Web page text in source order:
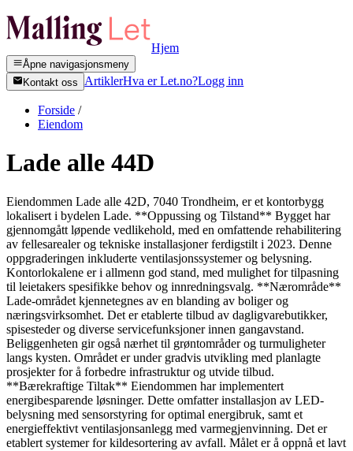
Hjem
Åpne navigasjonsmeny
Kontakt oss
ArtiklerHva er Let.no?Logg inn
Forside /
Eiendom
Lade alle 44D
Eiendommen Lade alle 42D, 7040 Trondheim, er et kontorbygg
lokalisert i bydelen Lade. **Oppussing og Tilstand** Bygget har
gjennomgått løpende vedlikehold, med en omfattende rehabilitering
av fellesarealer og tekniske installasjoner ferdigstilt i 2023. Denne
oppgraderingen inkluderte ventilasjonssystemer og belysning.
Kontorlokalene er i allmenn god stand, med mulighet for tilpasning
til leietakers spesifikke behov og innredningsvalg. **Nærområde**
Lade-området kjennetegnes av en blanding av boliger og
næringsvirksomhet. Det er etablerte tilbud av dagligvarebutikker,
spisesteder og diverse servicefunksjoner innen gangavstand.
Beliggenheten gir også nærhet til grøntområder og turmuligheter
langs kysten. Området er under gradvis utvikling med planlagte
prosjekter for å forbedre infrastruktur og utvide tilbud.
**Bærekraftige Tiltak** Eiendommen har implementert
energibesparende løsninger. Dette omfatter installasjon av LED-
belysning med sensorstyring for optimal energibruk, samt et
energieffektivt ventilasjonsanlegg med varmegjenvinning. Det er
etablert systemer for kildesortering av avfall. Målet er å oppnå et lavt